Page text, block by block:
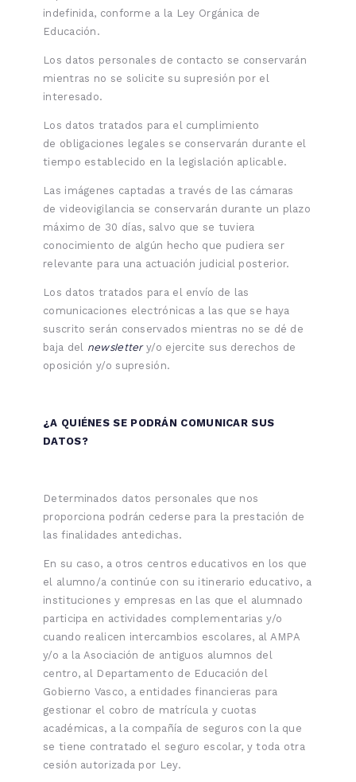
indefinida, conforme a la Ley Orgánica de
Educación.
Los datos personales de contacto se conservarán
mientras no se solicite su supresión por el
interesado.
Los datos tratados para el cumplimiento
de obligaciones legales se conservarán durante el
tiempo establecido en la legislación aplicable.
Las imágenes captadas a través de las cámaras
de videovigilancia se conservarán durante un plazo
máximo de 30 días, salvo que se tuviera
conocimiento de algún hecho que pudiera ser
relevante para una actuación judicial posterior.
Los datos tratados para el envío de las
comunicaciones electrónicas a las que se haya
suscrito serán conservados mientras no se dé de
baja del newslettery/o ejercite sus derechos de
oposición y/o supresión.
¿A QUIÉNES SE PODRÁN COMUNICAR SUS
DATOS?
Determinados datos personales que nos
proporciona podrán cederse para la prestación de
las finalidades antedichas.
En su caso, a otros centros educativos en los que
el alumno/a continúe con su itinerario educativo, a
instituciones y empresas en las que el alumnado
participa en actividades complementarias y/o
cuando realicen intercambios escolares, al AMPA
y/o a la Asociación de antiguos alumnos del
centro, al Departamento de Educación del
Gobierno Vasco, a entidades financieras para
gestionar el cobro de matrícula y cuotas
académicas, a la compañía de seguros con la que
se tiene contratado el seguro escolar, y toda otra
cesión autorizada por Ley.